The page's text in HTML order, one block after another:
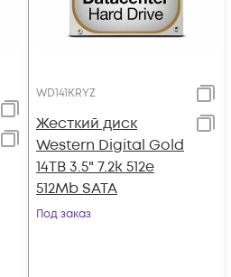
WD141KRYZ
Жесткий диск
Western Digital Gold
14TB 3.5" 7.2k 512e
512Mb SATA
Под заказ